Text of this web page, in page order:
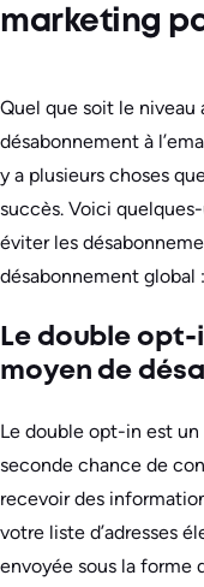
marketing
Quel que soit le
désabonnement à
y a plusieurs choses
succès. Voici
éviter les
désabonnement global :
Le double
moyen de
Le double opt-in est un
seconde chance de
recevoir des
votre liste d’adresses
envoyée sous la forme